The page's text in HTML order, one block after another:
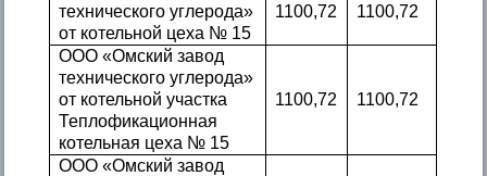
технического углерода»
от котельной цеха № 15
1100,72 1100,72
ООО «Омский завод
технического углерода»
от котельной участка
Теплофикационная
котельная цеха № 15
1100,72 1100,72
ООО «Омский завод